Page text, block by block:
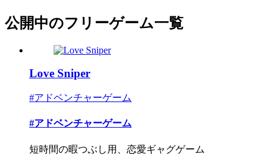
公開中のフリーゲーム一覧
Love Sniper
#アドベンチャーゲーム
#アドベンチャーゲーム
短時間の暇つぶし用、恋愛ギャグゲーム